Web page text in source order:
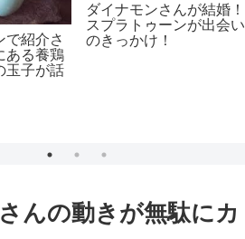
で紹介さ
ある養鶏
玉子が話
ダイナモンさんが結婚！
スプラトゥーンが出会い
のきっかけ！
んの動きが無駄にカ